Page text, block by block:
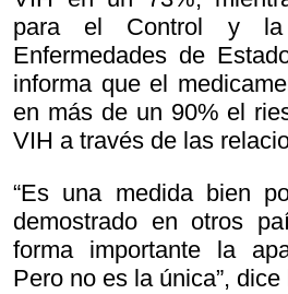
para el Control y la
Enfermedades de
informa que el
en más de un 90% el
VIH a través de las
“Es una medida bien
demostrado en otros
forma importante la
Pero no es la única”,